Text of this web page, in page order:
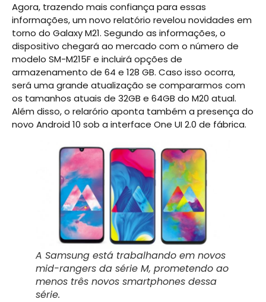
Agora, trazendo mais confiança para essas
informações, um novo relatório revelou novidades em
torno do Galaxy M21. Segundo as informações, o
dispositivo chegará ao mercado com o número de
modelo SM-M215F e incluirá opções de
armazenamento de 64 e 128 GB. Caso isso ocorra,
será uma grande atualização se compararmos com
os tamanhos atuais de 32GB e 64GB do M20 atual.
Além disso, o relarório aponta também a presença do
novo Android 10 sob a interface One UI 2.0 de fábrica.
A Samsung está trabalhando em novos
mid-rangers da série M, prometendo ao
menos três novos smartphones dessa
série.